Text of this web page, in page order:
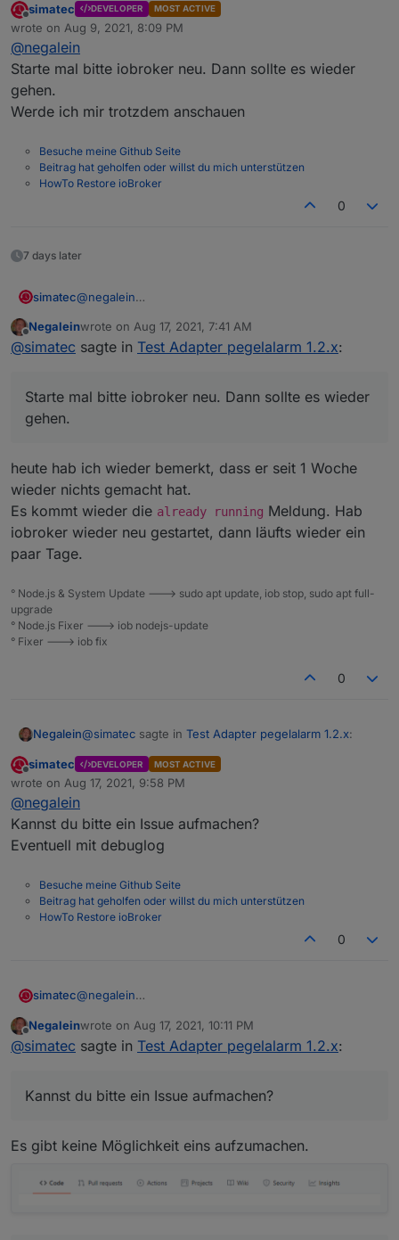
Seit 2 Tagen aktualisiert der Adapter nicht mehr.
bei beiden Instanzen gleich.
Offline
simatec DEVELOPER MOST ACTIVE
wrote on Aug 9, 2021, 8:09 PM
last edited by
@negalein
Starte mal bitte iobroker neu. Dann sollte es wieder
gehen.
Werde ich mir trotzdem anschauen
Besuche meine Github Seite
Beitrag hat geholfen oder willst du mich unterstützen
HowTo Restore ioBroker
0
7 days later
simatec@negalein
gehen.
Werde ich mir trotzdem anschauen
Offline
Negaleinwrote on Aug 17, 2021, 7:41 AM
last edited by
@simatec sagte in Test Adapter pegelalarm 1.2.x:
Starte mal bitte iobroker neu. Dann sollte es wieder
gehen.
heute hab ich wieder bemerkt, dass er seit 1 Woche
wieder nichts gemacht hat.
Es kommt wieder die already running Meldung. Hab
iobroker wieder neu gestartet, dann läufts wieder ein
paar Tage.
° Node.js & System Update ---> sudo apt update, iob stop, sudo apt full-
upgrade
° Node.js Fixer ---> iob nodejs-update
° Fixer ---> iob fix
0
Negalein@simatec sagte in Test Adapter pegelalarm 1.2.x:
Starte mal bitte iobroker neu. Dann sollte es
wieder nichts gemacht hat.
Es kommt wieder die
wieder ein paar Tage.
Offline
simatec DEVELOPER MOST ACTIVE
wrote on Aug 17, 2021, 9:58 PM
last edited by
@negalein
Kannst du bitte ein Issue aufmachen?
Eventuell mit debuglog
Besuche meine Github Seite
Beitrag hat geholfen oder willst du mich unterstützen
HowTo Restore ioBroker
0
simatec@negalein
Eventuell mit debuglog
Offline
Negaleinwrote on Aug 17, 2021, 10:11 PM
last edited by
@simatec sagte in Test Adapter pegelalarm 1.2.x:
Kannst du bitte ein Issue aufmachen?
Es gibt keine Möglichkeit eins aufzumachen.